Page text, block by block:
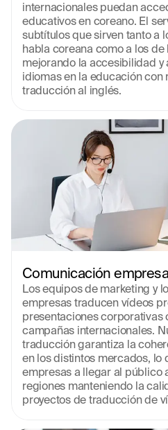
internacionales puedan
educativos en coreano. El
subtítulos que sirven tanto a
habla coreana como a los de
mejorando la accesibilidad y
idiomas en la educación con
traducción al inglés.
Comunicación
Los equipos de marketing y
empresas traducen vídeos
presentaciones corporativas
campañas internacionales.
traducción garantiza la
en los distintos mercados, lo
empresas a llegar al público
regiones manteniendo la
proyectos de traducción de